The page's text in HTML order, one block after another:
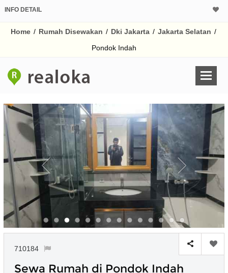
INFO DETAIL
Home / Rumah Disewakan / Dki Jakarta / Jakarta Selatan /
Pondok Indah
710184
Sewa Rumah di Pondok Indah